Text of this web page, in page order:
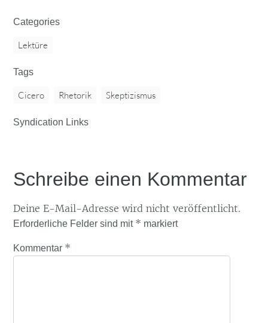
Categories
Lektüre
Tags
Cicero Rhetorik Skeptizismus
Syndication Links
Schreibe einen Kommentar
Deine E-Mail-Adresse wird nicht veröffentlicht.
Erforderliche Felder sind mit * markiert
Kommentar *